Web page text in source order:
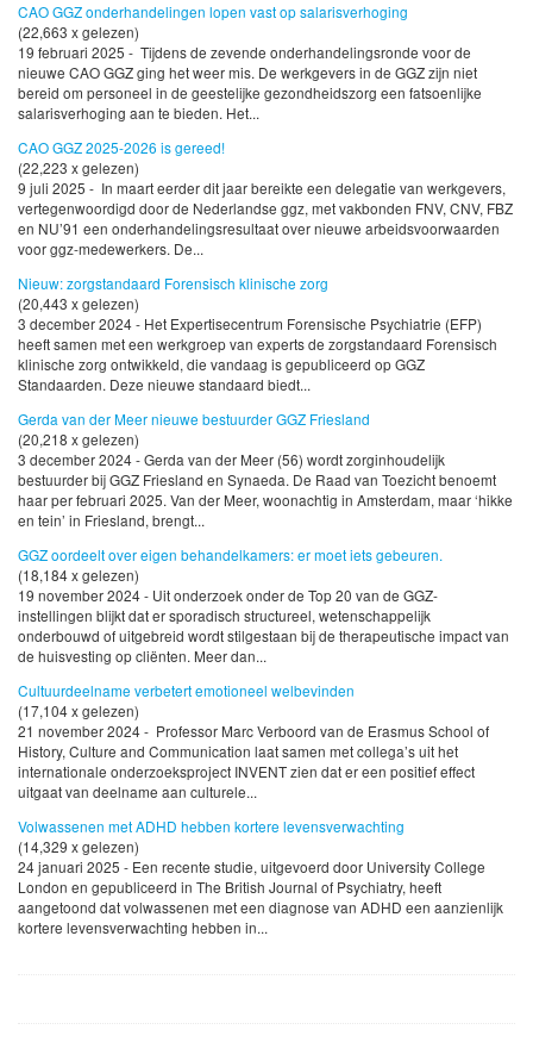
CAO GGZ onderhandelingen lopen vast op salarisverhoging
(22,663 x gelezen)
19 februari 2025 - Tijdens de zevende onderhandelingsronde voor de
nieuwe CAO GGZ ging het weer mis. De werkgevers in de GGZ zijn niet
bereid om personeel in de geestelijke gezondheidszorg een fatsoenlijke
salarisverhoging aan te bieden. Het...
CAO GGZ 2025-2026 is gereed!
(22,223 x gelezen)
9 juli 2025 - In maart eerder dit jaar bereikte een delegatie van werkgevers,
vertegenwoordigd door de Nederlandse ggz, met vakbonden FNV, CNV, FBZ
en NU’91 een onderhandelingsresultaat over nieuwe arbeidsvoorwaarden
voor ggz-medewerkers. De...
Nieuw: zorgstandaard Forensisch klinische zorg
(20,443 x gelezen)
3 december 2024 - Het Expertisecentrum Forensische Psychiatrie (EFP)
heeft samen met een werkgroep van experts de zorgstandaard Forensisch
klinische zorg ontwikkeld, die vandaag is gepubliceerd op GGZ
Standaarden. Deze nieuwe standaard biedt...
Gerda van der Meer nieuwe bestuurder GGZ Friesland
(20,218 x gelezen)
3 december 2024 - Gerda van der Meer (56) wordt zorginhoudelijk
bestuurder bij GGZ Friesland en Synaeda. De Raad van Toezicht benoemt
haar per februari 2025. Van der Meer, woonachtig in Amsterdam, maar ‘hikke
en tein’ in Friesland, brengt...
GGZ oordeelt over eigen behandelkamers: er moet iets gebeuren.
(18,184 x gelezen)
19 november 2024 - Uit onderzoek onder de Top 20 van de GGZ-
instellingen blijkt dat er sporadisch structureel, wetenschappelijk
onderbouwd of uitgebreid wordt stilgestaan bij de therapeutische impact van
de huisvesting op cliënten. Meer dan...
Cultuurdeelname verbetert emotioneel welbevinden
(17,104 x gelezen)
21 november 2024 - Professor Marc Verboord van de Erasmus School of
History, Culture and Communication laat samen met collega’s uit het
internationale onderzoeksproject INVENT zien dat er een positief effect
uitgaat van deelname aan culturele...
Volwassenen met ADHD hebben kortere levensverwachting
(14,329 x gelezen)
24 januari 2025 - Een recente studie, uitgevoerd door University College
London en gepubliceerd in The British Journal of Psychiatry, heeft
aangetoond dat volwassenen met een diagnose van ADHD een aanzienlijk
kortere levensverwachting hebben in...